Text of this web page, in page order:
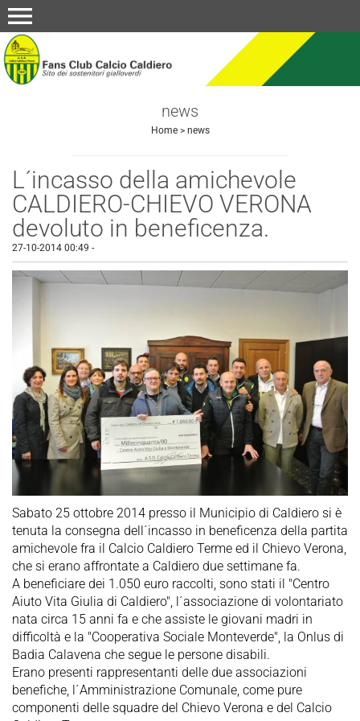
menu
news
Home> news
L´incasso della amichevole
CALDIERO-CHIEVO VERONA
devoluto in beneficenza.
27-10-2014 00:49 -
Sabato 25 ottobre 2014 presso il Municipio di Caldiero si è
tenuta la consegna dell´incasso in beneficenza della partita
amichevole fra il Calcio Caldiero Terme ed il Chievo Verona,
che si erano affrontate a Caldiero due settimane fa.
A beneficiare dei 1.050 euro raccolti, sono stati il "Centro
Aiuto Vita Giulia di Caldiero", l´associazione di volontariato
nata circa 15 anni fa e che assiste le giovani madri in
difficoltà e la "Cooperativa Sociale Monteverde", la Onlus di
Badia Calavena che segue le persone disabili.
Erano presenti rappresentanti delle due associazioni
benefiche, l´Amministrazione Comunale, come pure
componenti delle squadre del Chievo Verona e del Calcio